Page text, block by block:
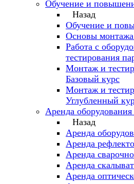
Обучение и
Назад
Обучение и
Основы
Работа с
тестирования
Монтаж и
Базовый курс
Монтаж и
Углубленный
Аренда оборудования
Назад
Аренда
Аренда
Аренда
Аренда
Аренда